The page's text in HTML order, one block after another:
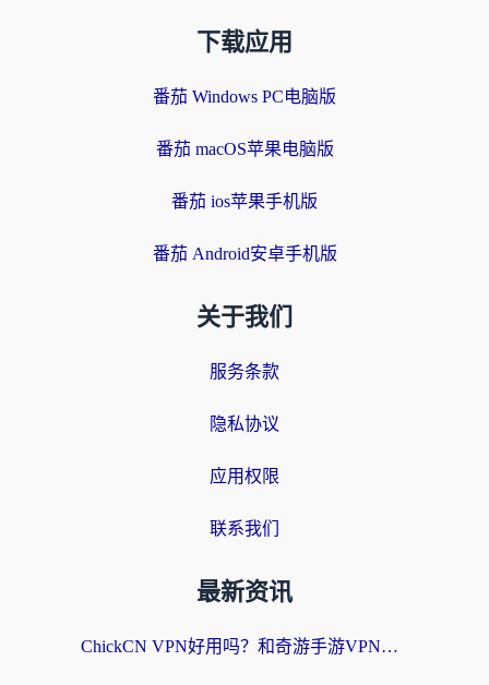
下载应用
番茄 Windows PC电脑版
番茄 macOS苹果电脑版
番茄 ios苹果手机版
番茄 Android安卓手机版
关于我们
服务条款
隐私协议
应用权限
联系我们
最新资讯
ChickCN VPN好用吗？和奇游手游VPN对比哪个回国效果更好？海外党亲测实用指南